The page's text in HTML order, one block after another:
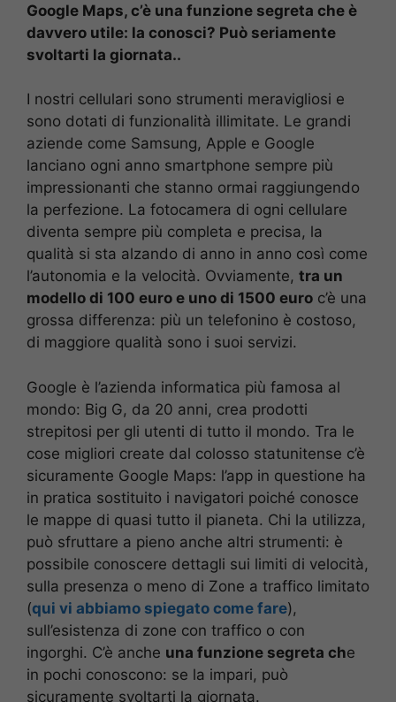
Google Maps, c’è una funzione segreta che è
davvero utile: la conosci? Può seriamente
svoltarti la giornata..
I nostri cellulari sono strumenti meravigliosi e
sono dotati di funzionalità illimitate. Le grandi
aziende come Samsung, Apple e Google
lanciano ogni anno smartphone sempre più
impressionanti che stanno ormai raggiungendo
la perfezione. La fotocamera di ogni cellulare
diventa sempre più completa e precisa, la
qualità si sta alzando di anno in anno così come
l’autonomia e la velocità. Ovviamente, tra un
modello di 100 euro e uno di 1500 euro c’è una
grossa differenza: più un telefonino è costoso,
di maggiore qualità sono i suoi servizi.
Google è l’azienda informatica più famosa al
mondo: Big G, da 20 anni, crea prodotti
strepitosi per gli utenti di tutto il mondo. Tra le
cose migliori create dal colosso statunitense c’è
sicuramente Google Maps: l’app in questione ha
in pratica sostituito i navigatori poiché conosce
le mappe di quasi tutto il pianeta. Chi la utilizza,
può sfruttare a pieno anche altri strumenti: è
possibile conoscere dettagli sui limiti di velocità,
sulla presenza o meno di Zone a traffico limitato
(qui vi abbiamo spiegato come fare),
sull’esistenza di zone con traffico o con
ingorghi. C’è anche una funzione segreta che
in pochi conoscono: se la impari, può
sicuramente svoltarti la giornata.